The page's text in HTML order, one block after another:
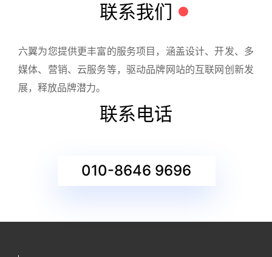
联系我们
六翼为您提供更丰富的服务项目，涵盖设计、开发、多
媒体、营销、云服务等，驱动品牌网站的互联网创新发
展，释放品牌潜力。
联系电话
010-8646 9696